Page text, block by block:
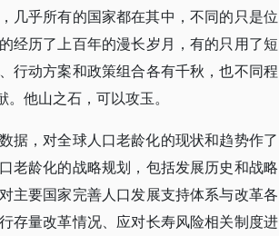
几乎所有的国家都在其中，不同的只是位
经历了上百年的漫长岁月，有的只用了短
行动方案和政策组合各有千秋，也不同程
他山之石，可以攻玉。
据，对全球人口老龄化的现状和趋势作了
老龄化的战略规划，包括发展历史和战略
主要国家完善人口发展支持体系与改革各
存量改革情况、应对长寿风险相关制度进